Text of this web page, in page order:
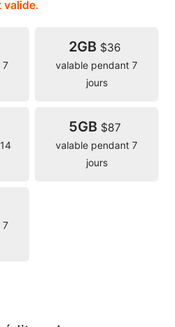
valide.
7
2GB $36
valable pendant 7
jours
5GB $87
valable pendant 7
jours
7